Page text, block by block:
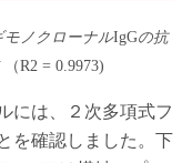
モノクローナルIgGの抗
（R2 = 0.9973)
には、２次多項式フ
を確認しました。下